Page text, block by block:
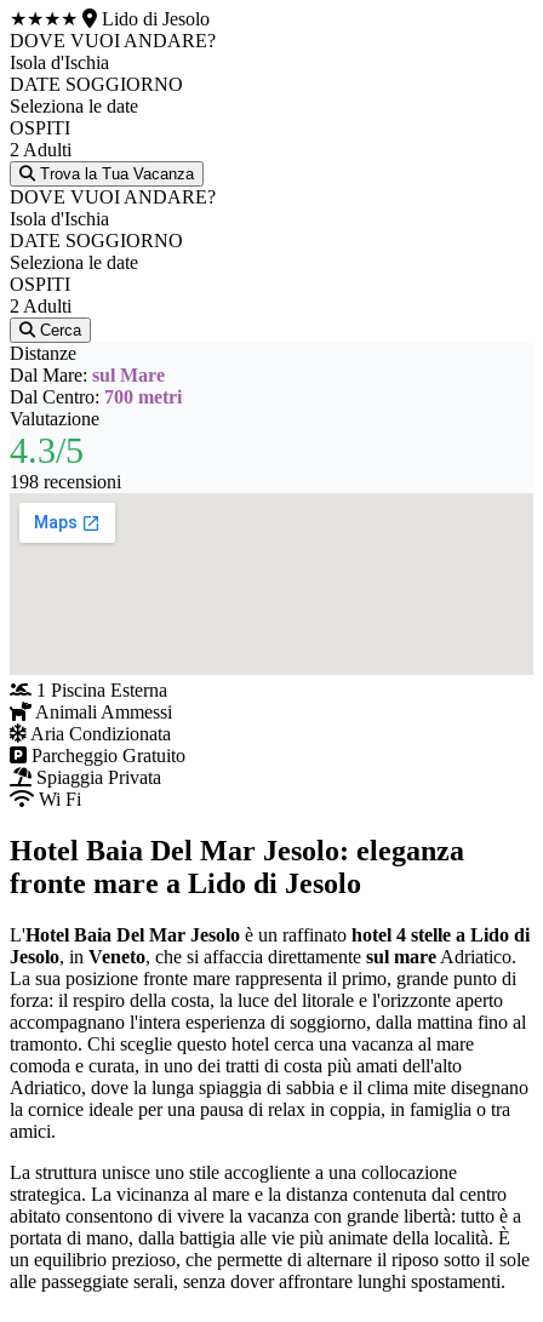
★★★★
Lido di Jesolo
DOVE VUOI ANDARE?
Isola d'Ischia
DATE SOGGIORNO
Seleziona le date
OSPITI
2 Adulti
Trova la Tua Vacanza
DOVE VUOI ANDARE?
Isola d'Ischia
DATE SOGGIORNO
Seleziona le date
OSPITI
2 Adulti
Cerca
Distanze
Dal Mare: sul Mare
Dal Centro: 700 metri
Valutazione
4.3/5
198 recensioni
1 Piscina Esterna
Animali Ammessi
Aria Condizionata
Parcheggio Gratuito
Spiaggia Privata
Wi Fi
Hotel Baia Del Mar Jesolo: eleganza
fronte mare a Lido di Jesolo
L'Hotel Baia Del Mar Jesolo è un raffinato hotel 4 stelle a Lido di
Jesolo, in Veneto, che si affaccia direttamente sul mare Adriatico.
La sua posizione fronte mare rappresenta il primo, grande punto di
forza: il respiro della costa, la luce del litorale e l'orizzonte aperto
accompagnano l'intera esperienza di soggiorno, dalla mattina fino al
tramonto. Chi sceglie questo hotel cerca una vacanza al mare
comoda e curata, in uno dei tratti di costa più amati dell'alto
Adriatico, dove la lunga spiaggia di sabbia e il clima mite disegnano
la cornice ideale per una pausa di relax in coppia, in famiglia o tra
amici.
La struttura unisce uno stile accogliente a una collocazione
strategica. La vicinanza al mare e la distanza contenuta dal centro
abitato consentono di vivere la vacanza con grande libertà: tutto è a
portata di mano, dalla battigia alle vie più animate della località. È
un equilibrio prezioso, che permette di alternare il riposo sotto il sole
alle passeggiate serali, senza dover affrontare lunghi spostamenti.